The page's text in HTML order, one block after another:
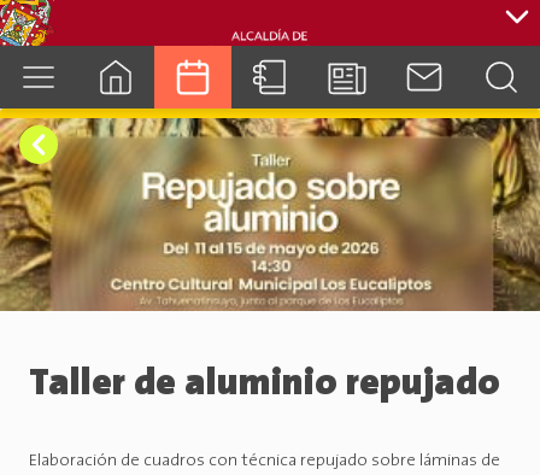
cuenca.gob.ec
Taller de aluminio repujado
Elaboración de cuadros con técnica repujado sobre láminas de